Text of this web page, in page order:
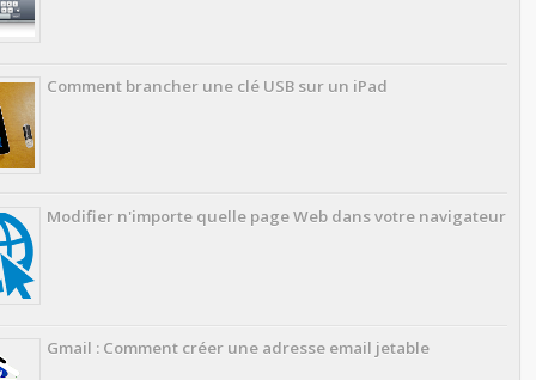
Comment brancher une clé USB sur un iPad
Modifier n'importe quelle page Web dans votre navigateur
Gmail : Comment créer une adresse email jetable